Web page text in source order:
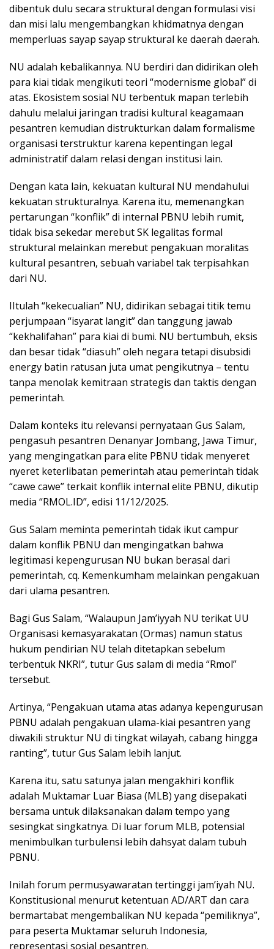
dibentuk dulu secara struktural dengan formulasi visi
dan misi lalu mengembangkan khidmatnya dengan
memperluas sayap sayap struktural ke daerah daerah.
NU adalah kebalikannya. NU berdiri dan didirikan oleh
para kiai tidak mengikuti teori “modernisme global” di
atas. Ekosistem sosial NU terbentuk mapan terlebih
dahulu melalui jaringan tradisi kultural keagamaan
pesantren kemudian distrukturkan dalam formalisme
organisasi terstruktur karena kepentingan legal
administratif dalam relasi dengan institusi lain.
Dengan kata lain, kekuatan kultural NU mendahului
kekuatan strukturalnya. Karena itu, memenangkan
pertarungan “konflik” di internal PBNU lebih rumit,
tidak bisa sekedar merebut SK legalitas formal
struktural melainkan merebut pengakuan moralitas
kultural pesantren, sebuah variabel tak terpisahkan
dari NU.
IItulah “kekecualian” NU, didirikan sebagai titik temu
perjumpaan “isyarat langit” dan tanggung jawab
“kekhalifahan” para kiai di bumi. NU bertumbuh, eksis
dan besar tidak “diasuh” oleh negara tetapi disubsidi
energy batin ratusan juta umat pengikutnya – tentu
tanpa menolak kemitraan strategis dan taktis dengan
pemerintah.
Dalam konteks itu relevansi pernyataan Gus Salam,
pengasuh pesantren Denanyar Jombang, Jawa Timur,
yang mengingatkan para elite PBNU tidak menyeret
nyeret keterlibatan pemerintah atau pemerintah tidak
“cawe cawe” terkait konflik internal elite PBNU, dikutip
media “RMOL.ID”, edisi 11/12/2025.
Gus Salam meminta pemerintah tidak ikut campur
dalam konflik PBNU dan mengingatkan bahwa
legitimasi kepengurusan NU bukan berasal dari
pemerintah, cq. Kemenkumham melainkan pengakuan
dari ulama pesantren.
Bagi Gus Salam, “Walaupun Jam’iyyah NU terikat UU
Organisasi kemasyarakatan (Ormas) namun status
hukum pendirian NU telah ditetapkan sebelum
terbentuk NKRI”, tutur Gus salam di media “Rmol”
tersebut.
Artinya, “Pengakuan utama atas adanya kepengurusan
PBNU adalah pengakuan ulama-kiai pesantren yang
diwakili struktur NU di tingkat wilayah, cabang hingga
ranting”, tutur Gus Salam lebih lanjut.
Karena itu, satu satunya jalan mengakhiri konflik
adalah Muktamar Luar Biasa (MLB) yang disepakati
bersama untuk dilaksanakan dalam tempo yang
sesingkat singkatnya. Di luar forum MLB, potensial
menimbulkan turbulensi lebih dahsyat dalam tubuh
PBNU.
Inilah forum permusyawaratan tertinggi jam’iyah NU.
Konstitusional menurut ketentuan AD/ART dan cara
bermartabat mengembalikan NU kepada “pemiliknya”,
para peserta Muktamar seluruh Indonesia,
representasi sosial pesantren.